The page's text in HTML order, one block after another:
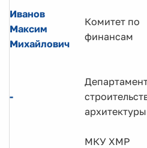
Иванов
Максим
Михайлович
Комитет по
финансам
-
МКУ ХМР